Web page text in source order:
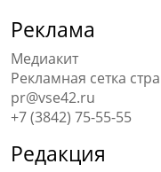
Реклама
Медиакит
Рекламная сетка
pr@vse42.ru
+7 (3842) 75-55-55
Редакция